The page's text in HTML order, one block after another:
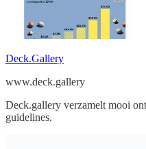
Deck.Gallery
www.deck.gallery
Deck.gallery verzamelt mooi
guidelines.